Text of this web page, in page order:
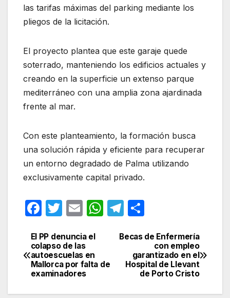
las tarifas máximas del parking mediante los
pliegos de la licitación.
El proyecto plantea que este garaje quede
soterrado, manteniendo los edificios actuales y
creando en la superficie un extenso parque
mediterráneo con una amplia zona ajardinada
frente al mar.
Con este planteamiento, la formación busca
una solución rápida y eficiente para recuperar
un entorno degradado de Palma utilizando
exclusivamente capital privado.
F
c
e
b
o
T
itt
er
E
ail
W
s
A
p
T
e
gr
a
m
m
p
ar
tir
Navegación
de
Becas de Enfermería
con empleo
garantizado en el
Hospital de Llevant
de Porto Cristo
El PP denuncia el
colapso de las
autoescuelas en
Mallorca por falta de
examinadores